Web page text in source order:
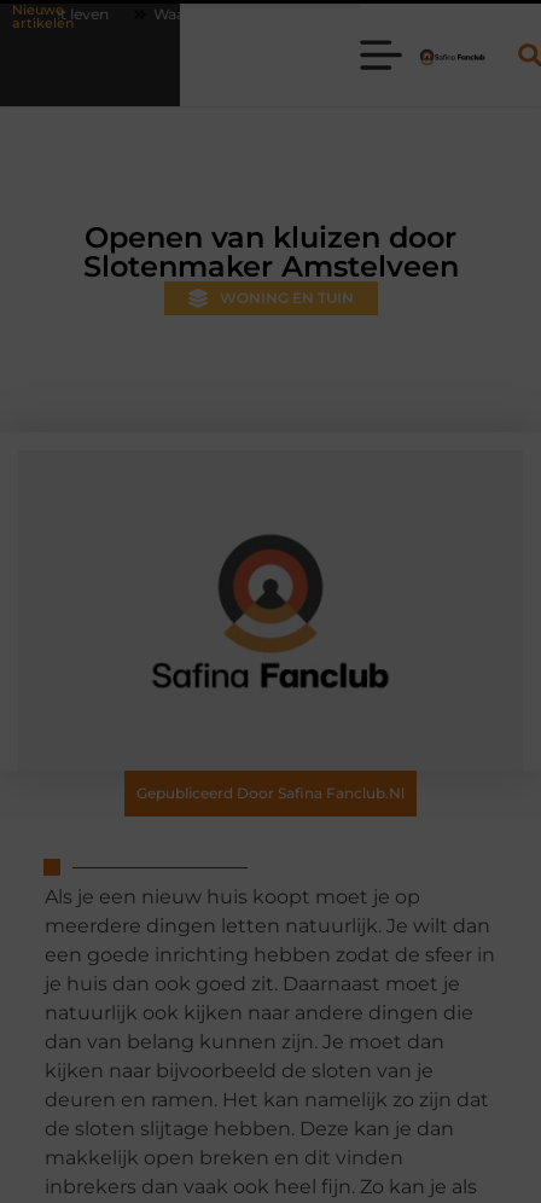
Nieuwe
artikelenonline vlees bestellen steeds gewoner wordt
Openen van kluizen door
Slotenmaker Amstelveen
WONING EN TUIN
Gepubliceerd Door Safina Fanclub.nl
Als je een nieuw huis koopt moet je op
meerdere dingen letten natuurlijk. Je wilt dan
een goede inrichting hebben zodat de sfeer in
je huis dan ook goed zit. Daarnaast moet je
natuurlijk ook kijken naar andere dingen die
dan van belang kunnen zijn. Je moet dan
kijken naar bijvoorbeeld de sloten van je
deuren en ramen. Het kan namelijk zo zijn dat
de sloten slijtage hebben. Deze kan je dan
makkelijk open breken en dit vinden
inbrekers dan vaak ook heel fijn. Zo kan je als